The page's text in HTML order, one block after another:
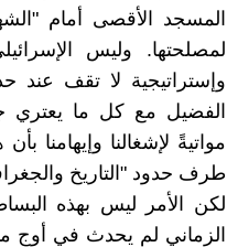
المسجد الأقصى أمام
لمصلحتها. وليس
وإستراتيجية لا تقف عند
الفضيل مع كل ما يعتري
مواتيةً لإشغالنا وإيهامنا
طرف حدود "التاريخ
لكن الأمر ليس بهذه
الزماني لم يحدث في أوج